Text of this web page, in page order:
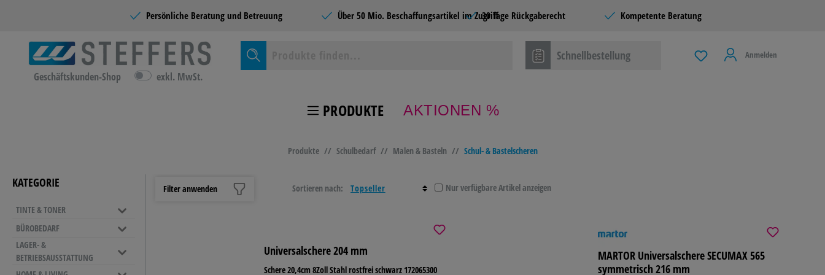
Persönliche Beratung und Betreuung Über 50 Mio. Beschaffungsartikel im Zugriff30 Tage Rückgaberecht Kompetente Beratung
Geschäftskunden-Shop exkl. MwSt.
Schnellbestellung Anmelden
PRODUKTE AKTIONEN %
REINIGUNG &
CATERING &
SCHREIBEN &
Produkte // Schulbedarf // Malen & Basteln // Schul- & Bastelscheren
KATEGORIE
TINTE & TONER
BÜROBEDARF
ORDNER & ABLAGE
Sichthüllen
NAMENSSCHILDER &
LAGER- &
BETRIEBSAUSSTATTUNG
LEITERN
Filter anwenden Sortieren nach: Nur verfügbare Artikel anzeigen
Universalschere 204 mm
Schere 20,4cm 8Zoll Stahl rostfrei schwarz 172065300
MARTOR Universalschere SECUMAX 565
symmetrisch 216 mm